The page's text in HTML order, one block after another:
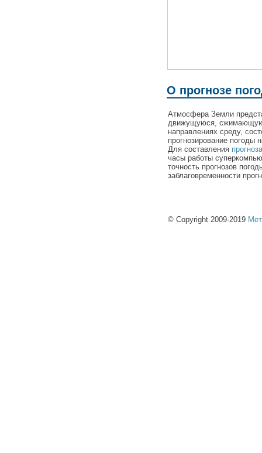
О прогнозе
Атмосфера Земли
движущуюся,
направлениях среду,
прогнозирование погоды
Для составления
часы работы
точность прогнозов
заблаговременности
© Copyright 2009-2019